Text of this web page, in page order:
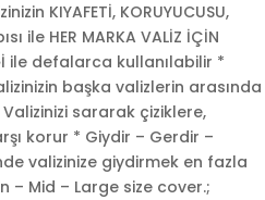
KIYAFETİ, KORUYUCUSU,
ile HER MARKA VALİZ İÇİN
ile defalarca kullanılabilir *
başka valizlerin arasında
sararak çiziklere,
korur * Giydir – Gerdir –
valizinize giydirmek en fazla
– Mid – Large size cover.;